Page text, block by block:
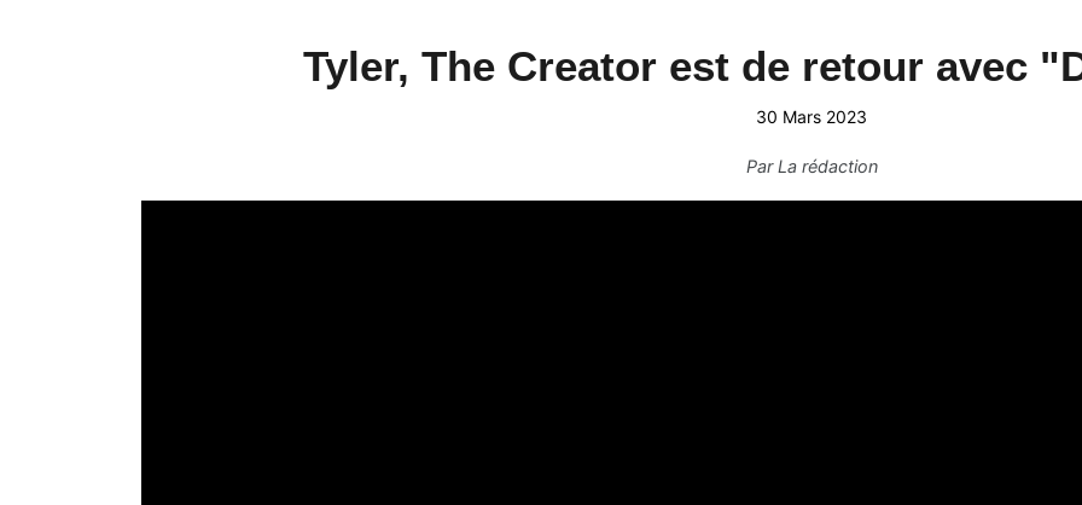
Tyler, The Creator est de retour avec
30 Mars 2023
ParLa rédaction